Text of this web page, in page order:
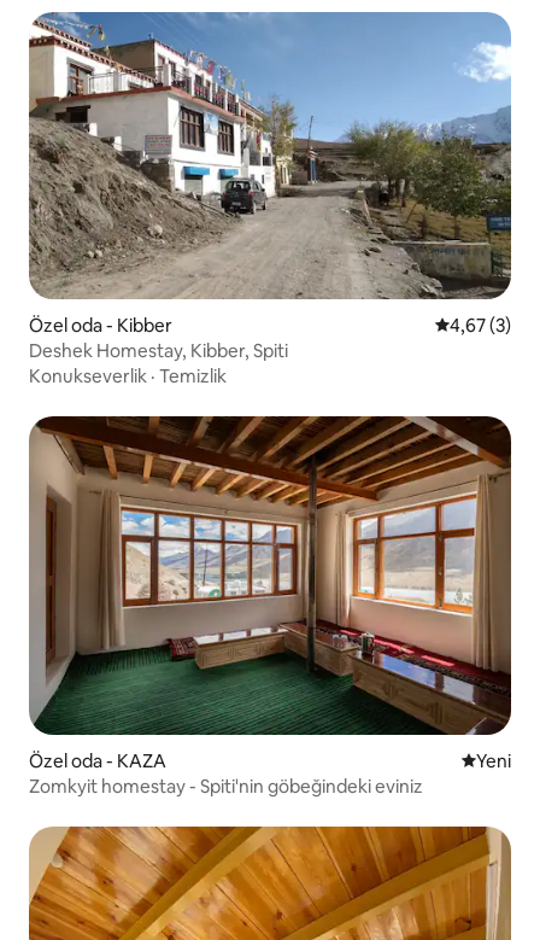
Özel oda - Kibber 5 üzerinden
4,67 (3)
Deshek Homestay, Kibber, Spiti
Konukseverlik · Temizlik
Özel oda - KAZA Yeni
Yeni
Zomkyit homestay - Spiti'nin göbeğindeki eviniz